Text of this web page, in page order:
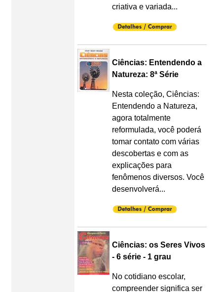
criativa e variada...
Ciências: Entendendo a
Natureza: 8ª Série
Nesta coleção, Ciências:
Entendendo a Natureza,
agora totalmente
reformulada, você poderá
tomar contato com várias
descobertas e com as
explicações para
fenômenos diversos. Você
desenvolverá...
Ciências: os Seres Vivos
- 6 série - 1 grau
No cotidiano escolar,
compreender significa ser